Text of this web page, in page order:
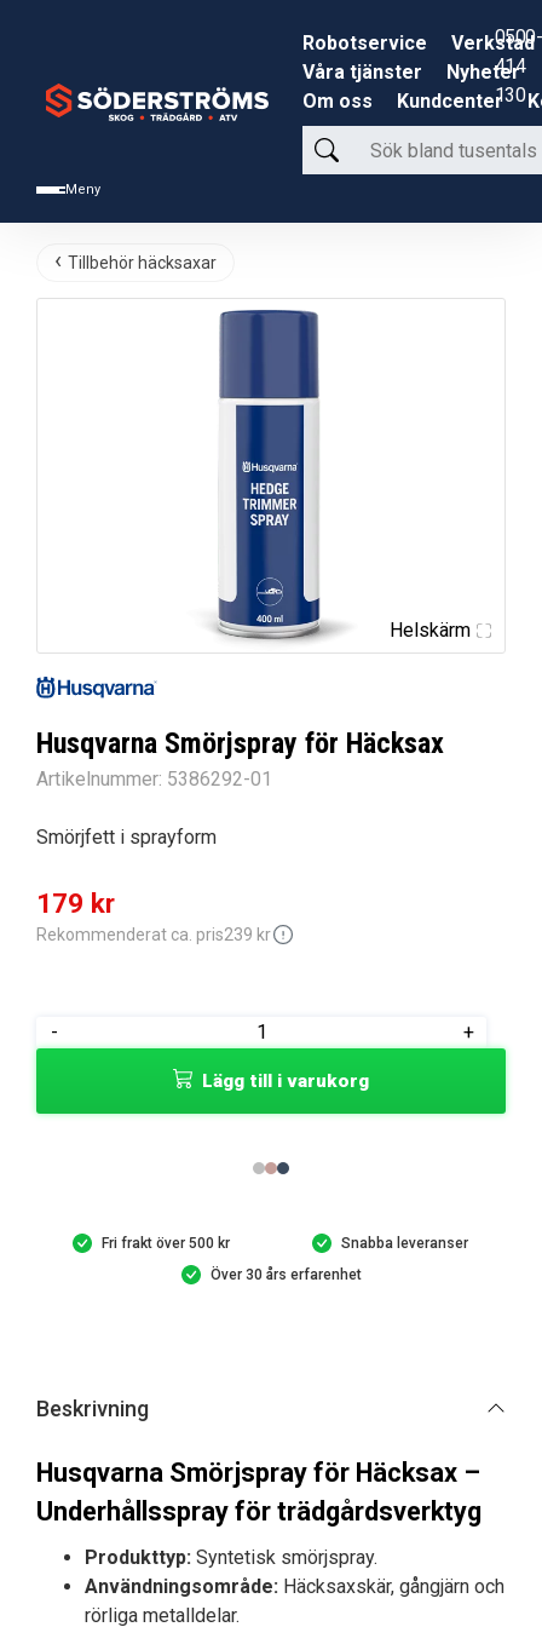
Meny
Robotservice
Verkstad
Våra tjänster
Nyheter
Om oss
Kundcenter
Sök
bland
produkter
0500-
414
130
Tillbehör häcksaxar
Helskärm
Husqvarna Smörjspray för Häcksax
Artikelnummer: 5386292-01
Smörjfett i sprayform
Det
ursprungliga
239 kr.
179 kr
Det
nuvarande
179 kr.
Rekommenderat ca. pris239 kr
-
Husqvarna
Smörjspray
Häcksax
+
Lägg till i varukorg
Fri frakt över 500 kr
Snabba leveranser
Över 30 års erfarenhet
Beskrivning
Husqvarna Smörjspray för Häcksax –
Underhållsspray för trädgårdsverktyg
Produkttyp: Syntetisk smörjspray.
Användningsområde: Häcksaxskär, gångjärn och
rörliga metalldelar.